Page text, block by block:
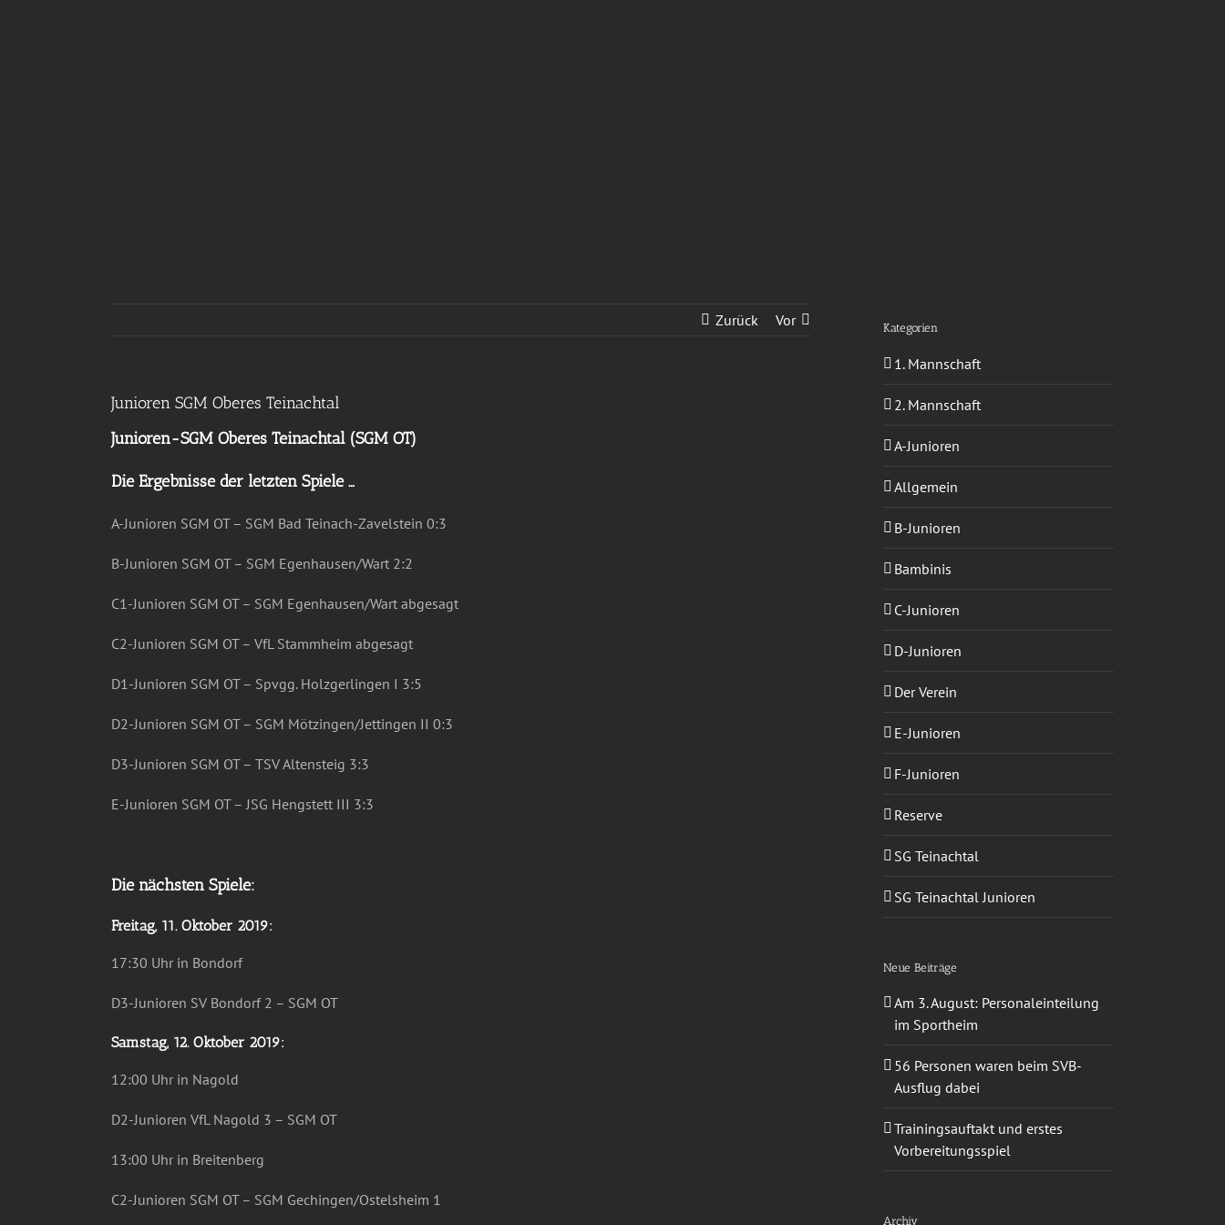
Zurück Vor
Junioren SGM Oberes Teinachtal
Junioren-SGM Oberes Teinachtal (SGM OT)
Die Ergebnisse der letzten Spiele …
A-Junioren SGM OT – SGM Bad Teinach-Zavelstein 0:3
B-Junioren SGM OT – SGM Egenhausen/Wart 2:2
C1-Junioren SGM OT – SGM Egenhausen/Wart abgesagt
C2-Junioren SGM OT – VfL Stammheim abgesagt
D1-Junioren SGM OT – Spvgg. Holzgerlingen I 3:5
D2-Junioren SGM OT – SGM Mötzingen/Jettingen II 0:3
D3-Junioren SGM OT – TSV Altensteig 3:3
E-Junioren SGM OT – JSG Hengstett III 3:3
Die nächsten Spiele:
Freitag, 11. Oktober 2019:
17:30 Uhr in Bondorf
D3-Junioren SV Bondorf 2 – SGM OT
Samstag, 12. Oktober 2019:
12:00 Uhr in Nagold
D2-Junioren VfL Nagold 3 – SGM OT
13:00 Uhr in Breitenberg
C2-Junioren SGM OT – SGM Gechingen/Ostelsheim 1
Kategorien
1. Mannschaft
2. Mannschaft
A-Junioren
Allgemein
B-Junioren
Bambinis
C-Junioren
D-Junioren
Der Verein
E-Junioren
F-Junioren
Reserve
SG Teinachtal
SG Teinachtal Junioren
Neue Beiträge
Am 3. August: Personaleinteilung
im Sportheim
56 Personen waren beim SVB-
Ausflug dabei
Trainingsauftakt und erstes
Vorbereitungsspiel
Archiv